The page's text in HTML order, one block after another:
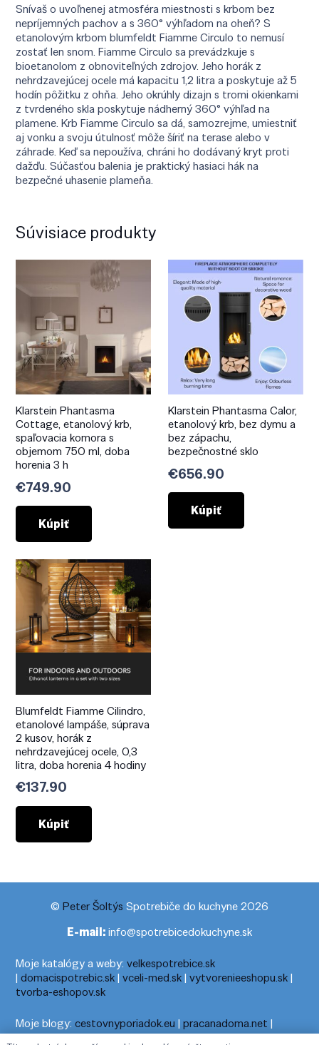
Snívaš o uvoľnenej atmosféra miestnosti s krbom bez
nepríjemných pachov a s 360° výhľadom na oheň? S
etanolovým krbom blumfeldt Fiamme Circulo to nemusí
zostať len snom. Fiamme Circulo sa prevádzkuje s
bioetanolom z obnoviteľných zdrojov. Jeho horák z
nehrdzavejúcej ocele má kapacitu 1,2 litra a poskytuje až 5
hodín pôžitku z ohňa. Jeho okrúhly dizajn s tromi okienkami
z tvrdeného skla poskytuje nádherný 360° výhľad na
plamene. Krb Fiamme Circulo sa dá, samozrejme, umiestniť
aj vonku a svoju útulnosť môže šíriť na terase alebo v
záhrade. Keď sa nepoužíva, chráni ho dodávaný kryt proti
dažďu. Súčasťou balenia je praktický hasiaci hák na
bezpečné uhasenie plameňa.
Súvisiace produkty
Klarstein Phantasma
Cottage, etanolový krb,
spaľovacia komora s
objemom 750 ml, doba
horenia 3 h
€749.90
Kúpiť
Klarstein Phantasma Calor,
etanolový krb, bez dymu a
bez zápachu,
bezpečnostné sklo
€656.90
Kúpiť
Blumfeldt Fiamme Cilindro,
etanolové lampáše, súprava
2 kusov, horák z
nehrdzavejúcej ocele, 0,3
litra, doba horenia 4 hodiny
€137.90
Kúpiť
© Peter Šoltýs Spotrebiče do kuchyne 2026
E-mail:info@spotrebicedokuchyne.sk
Moje katalógy a weby:velkespotrebice.sk
|domacispotrebic.sk|vceli-med.sk|vytvorenieeshopu.sk|
tvorba-eshopov.sk
Moje blogy:cestovnyporiadok.eu |pracanadoma.net |
telefonny-zoznam-podla-cisla.sk|praca-z-domu-na-pc.sk|